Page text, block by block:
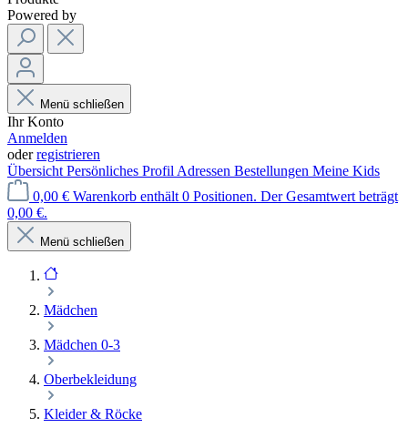
Powered by
Menü schließen
Ihr Konto
Anmelden
oderregistrieren
Übersicht Persönliches Profil Adressen Bestellungen Meine Kids
0,00 € Warenkorb enthält 0 Positionen. Der Gesamtwert beträgt
0,00 €.
Menü schließen
Mädchen
Mädchen 0-3
Oberbekleidung
Kleider & Röcke